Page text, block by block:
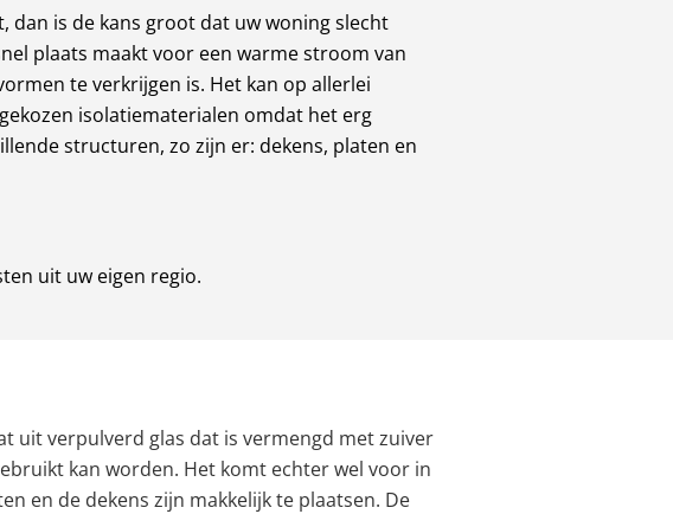
is de kans groot dat uw woning slecht
plaats maakt voor een warme stroom van
te verkrijgen is. Het kan op allerlei
isolatiematerialen omdat het erg
structuren, zo zijn er: dekens, platen en
uit uw eigen regio.
uit verpulverd glas dat is vermengd met zuiver
kan worden. Het komt echter wel voor in
en de dekens zijn makkelijk te plaatsen. De